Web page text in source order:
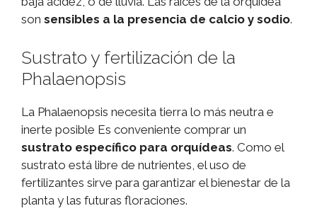
son sensibles a la presencia de calcio y sodio.
Sustrato y fertilización de la
Phalaenopsis
La Phalaenopsis necesita tierra lo más neutra e
inerte posible Es conveniente comprar un
sustrato específico para orquídeas. Como el
sustrato está libre de nutrientes, el uso de
fertilizantes sirve para garantizar el bienestar de la
planta y las futuras floraciones.